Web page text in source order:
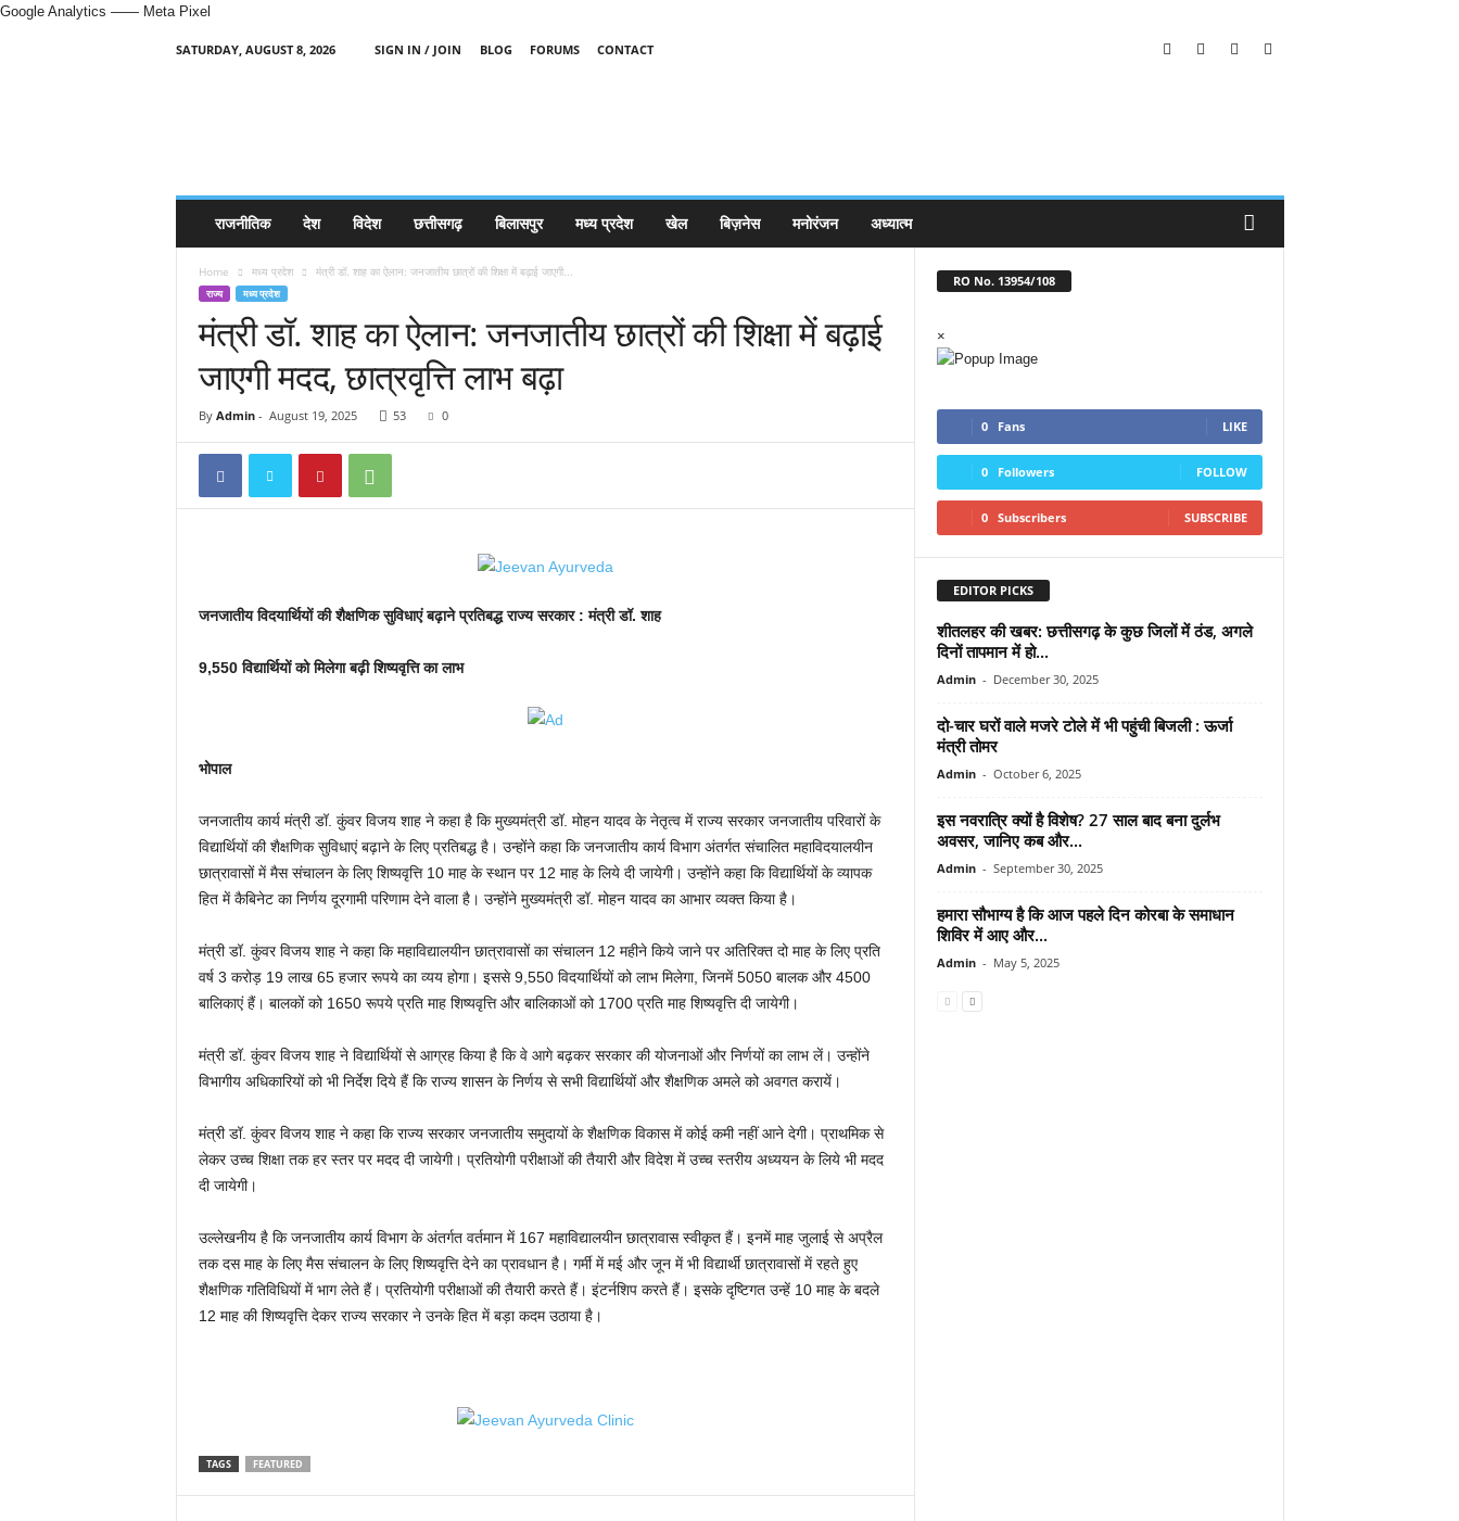
Google Analytics —— Meta Pixel
SATURDAY, AUGUST 8, 2026 SIGN IN / JOIN BLOG FORUMS
CONTACT
राजनीतिक देश विदेश छत्तीसगढ़ बिलासपुर मध्य प्रदेश खेल बिज़नेस मनोरंजन अध्यात्म
Home मध्य प्रदेश मंत्री डॉ. शाह का ऐलान: जनजातीय छात्रों की शिक्षा में बढ़ाई जाएगी...
राज्य मध्य प्रदेश
मंत्री डॉ. शाह का ऐलान: जनजातीय छात्रों की शिक्षा में बढ़ाई
जाएगी मदद, छात्रवृत्ति लाभ बढ़ा
By Admin- August 19, 2025 53 0
जनजातीय विदयार्थ‍ियों की शैक्षणिक सुविधाएं बढ़ाने प्रतिबद्ध राज्य सरकार : मंत्री डॉ. शाह
9,550 विद्यार्थियों को मिलेगा बढ़ी शिष्यवृत्ति का लाभ
भोपाल
जनजातीय कार्य मंत्री डॉ. कुंवर विजय शाह ने कहा है कि मुख्यमंत्री डॉ. मोहन यादव के नेतृत्व में राज्य सरकार जनजातीय परिवारों के
विद्यार्थियों की शैक्षणिक सुविधाएं बढ़ाने के लिए प्रतिबद्ध है। उन्होंने कहा कि जनजातीय कार्य विभाग अंतर्गत संचालित महाविदयालयीन
छात्रावासों में मैस संचालन के लिए शिष्यवृत्त‍ि 10 माह के स्थान पर 12 माह के लिये दी जायेगी। उन्होंने कहा कि विद्यार्थियों के व्यापक
हित में कैबिनेट का निर्णय दूरगामी परिणाम देने वाला है। उन्होंने मुख्यमंत्री डॉ. मोहन यादव का आभार व्यक्त किया है।
मंत्री डॉ. कुंवर विजय शाह ने कहा कि महाविद्यालयीन छात्रावासों का संचालन 12 महीने किये जाने पर अतिरिक्त दो माह के लिए प्रति
वर्ष 3 करोड़ 19 लाख 65 हजार रूपये का व्यय होगा। इससे 9,550 विदयार्थ‍ियों को लाभ मिलेगा, जिनमें 5050 बालक और 4500
बालिकाएं हैं। बालकों को 1650 रूपये प्रति माह शिष्यवृत्त‍ि और बालिकाओं को 1700 प्रति माह शिष्यवृत्त‍ि दी जायेगी।
मंत्री डॉ. कुंवर विजय शाह ने विद्यार्थियों से आग्रह किया है कि वे आगे बढ़कर सरकार की योजनाओं और निर्णयों का लाभ लें। उन्होंने
विभागीय अधिकारियों को भी निर्देश दिये हैं कि राज्य शासन के निर्णय से सभी विद्यार्थियों और शैक्षणिक अमले को अवगत करायें।
मंत्री डॉ. कुंवर विजय शाह ने कहा कि राज्य सरकार जनजातीय समुदायों के शैक्षणिक विकास में कोई कमी नहीं आने देगी। प्राथमिक से
लेकर उच्च शिक्षा तक हर स्तर पर मदद दी जायेगी। प्रतियोगी परीक्षाओं की तैयारी और विदेश में उच्च स्तरीय अध्ययन के लिये भी मदद
दी जायेगी।
उल्लेखनीय है कि जनजातीय कार्य विभाग के अंतर्गत वर्तमान में 167 महाविद्यालयीन छात्रावास स्वीकृत हैं। इनमें माह जुलाई से अप्रैल
तक दस माह के लिए मैस संचालन के लिए शिष्यवृत्त‍ि देने का प्रावधान है। गर्मी में मई और जून में भी विद्यार्थी छात्रावासों में रहते हुए
शैक्षणिक गतिविधियों में भाग लेते हैं। प्रतियोगी परीक्षाओं की तैयारी करते हैं। इंटर्नशिप करते हैं। इसके दृष्टिगत उन्हें 10 माह के बदले
12 माह की शिष्यवृत्त‍ि देकर राज्य सरकार ने उनके हित में बड़ा कदम उठाया है।
TAGS FEATURED
RO No. 13954/108
×
0 Fans LIKE
0 Followers FOLLOW
0 Subscribers SUBSCRIBE
EDITOR PICKS
शीतलहर की खबर: छत्तीसगढ़ के कुछ जिलों में ठंड, अगले
दिनों तापमान में हो...
Admin - December 30, 2025
दो-चार घरों वाले मजरे टोले में भी पहुंची बिजली : ऊर्जा
मंत्री तोमर
Admin - October 6, 2025
इस नवरात्रि क्यों है विशेष? 27 साल बाद बना दुर्लभ
अवसर, जानिए कब और...
Admin - September 30, 2025
हमारा सौभाग्य है कि आज पहले दिन कोरबा के समाधान
शिविर में आए और...
Admin - May 5, 2025